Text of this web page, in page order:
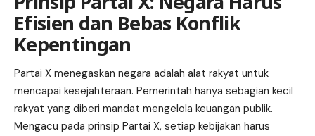
Efisien dan Bebas Konflik
Kepentingan
Partai X menegaskan negara adalah alat rakyat untuk
mencapai kesejahteraan. Pemerintah hanya sebagian kecil
rakyat yang diberi mandat mengelola keuangan publik.
Mengacu pada prinsip Partai X, setiap kebijakan harus